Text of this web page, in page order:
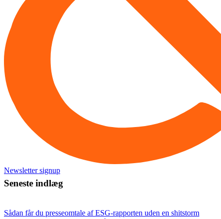
Newsletter signup
Seneste indlæg
Sådan får du presseomtale af ESG-rapporten uden en shitstorm